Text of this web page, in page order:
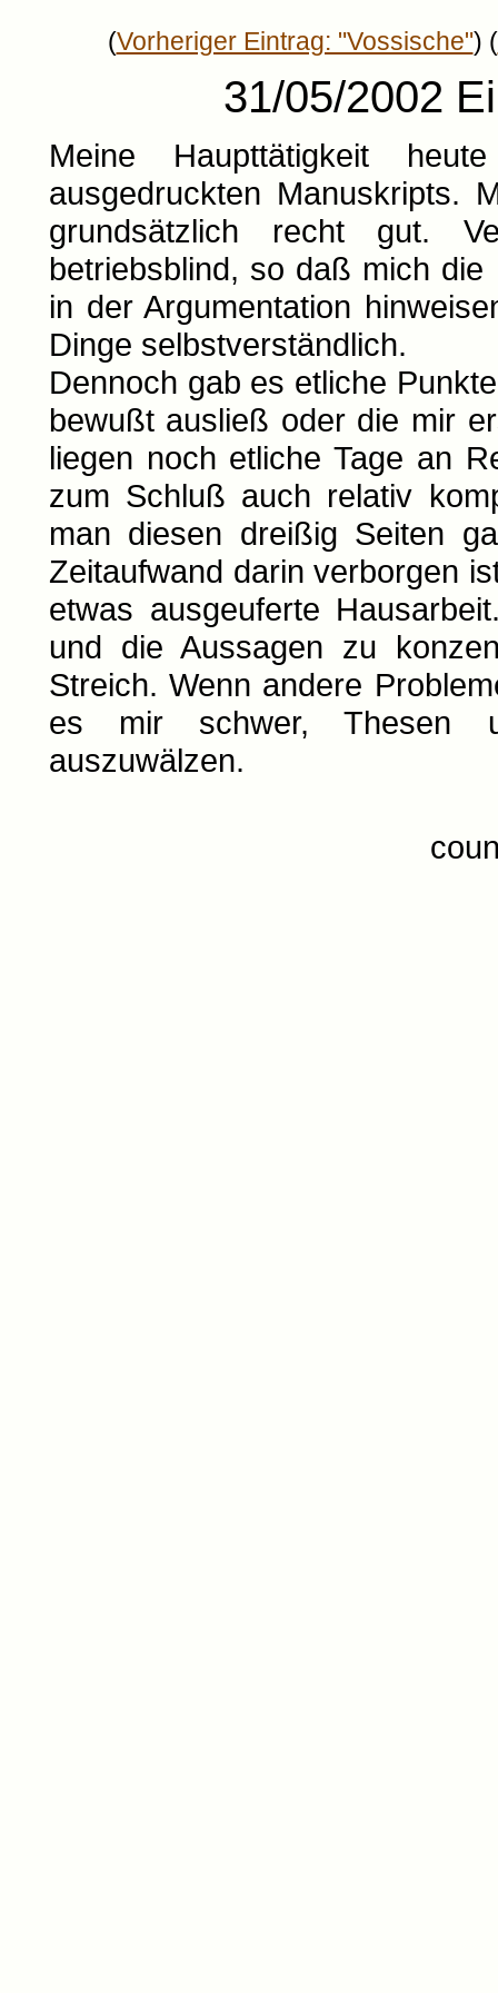
(Vorheriger Eintrag: "Vossische") (
31/05/2002
Meine Haupttätigkeit
ausgedruckten Manuskripts.
grundsätzlich recht gut.
betriebsblind, so daß mich
in der Argumentation
Dinge selbstverständlich.
Dennoch gab es etliche
bewußt ausließ oder die mir
liegen noch etliche Tage an
zum Schluß auch relativ
man diesen dreißig Seiten
Zeitaufwand darin verborgen
etwas ausgeuferte
und die Aussagen zu
Streich. Wenn andere
es mir schwer, Thesen
auszuwälzen.